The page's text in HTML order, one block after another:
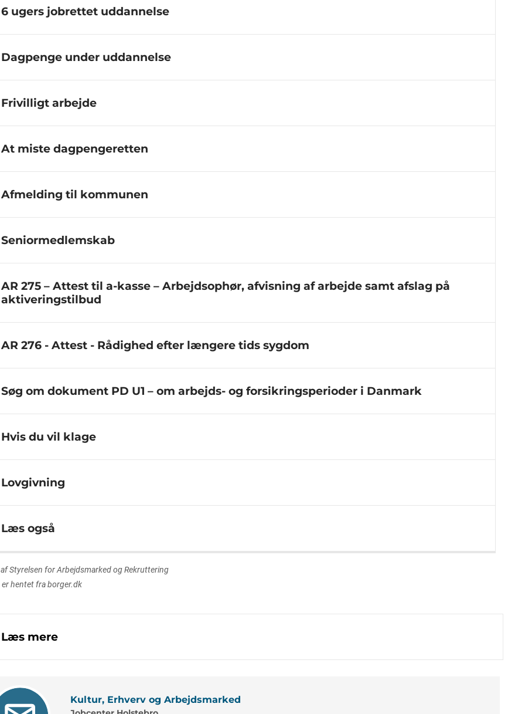
6 ugers jobrettet uddannelse
Dagpenge under uddannelse
Frivilligt arbejde
At miste dagpengeretten
Afmelding til kommunen
Seniormedlemskab
AR 275 – Attest til a-kasse – Arbejdsophør, afvisning af arbejde samt afslag på
aktiveringstilbud
AR 276 - Attest - Rådighed efter længere tids sygdom
Søg om dokument PD U1 – om arbejds- og forsikringsperioder i Danmark
Hvis du vil klage
Lovgivning
Læs også
Styrelsen for Arbejdsmarked og Rekruttering
er hentet fra borger.dk
Læs mere
Kultur, Erhverv og Arbejdsmarked